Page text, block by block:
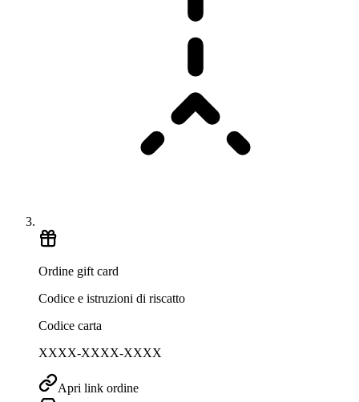
Ordine gift card
Codice e istruzioni di riscatto
Codice carta
XXXX-XXXX-XXXX
Apri link ordine